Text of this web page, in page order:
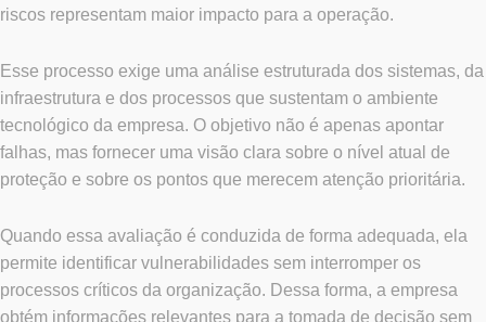
riscos representam maior impacto para a operação.
Esse processo exige uma análise estruturada dos sistemas, da
infraestrutura e dos processos que sustentam o ambiente
tecnológico da empresa. O objetivo não é apenas apontar
falhas, mas fornecer uma visão clara sobre o nível atual de
proteção e sobre os pontos que merecem atenção prioritária.
Quando essa avaliação é conduzida de forma adequada, ela
permite identificar vulnerabilidades sem interromper os
processos críticos da organização. Dessa forma, a empresa
obtém informações relevantes para a tomada de decisão sem